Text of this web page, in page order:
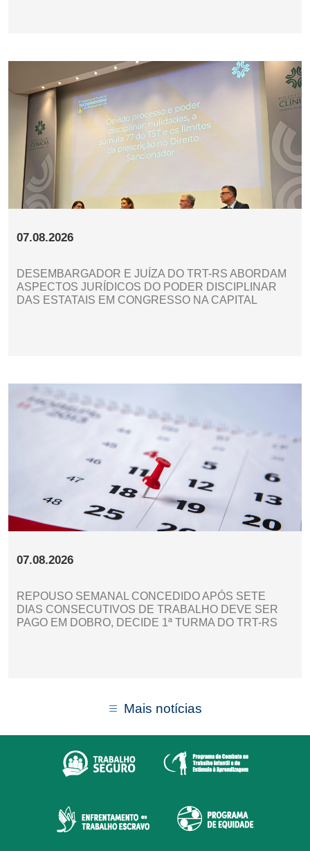
07.08.2026
DESEMBARGADOR E JUÍZA DO TRT-RS ABORDAM
ASPECTOS JURÍDICOS DO PODER DISCIPLINAR
DAS ESTATAIS EM CONGRESSO NA CAPITAL
07.08.2026
REPOUSO SEMANAL CONCEDIDO APÓS SETE
DIAS CONSECUTIVOS DE TRABALHO DEVE SER
PAGO EM DOBRO, DECIDE 1ª TURMA DO TRT-RS
Mais notícias